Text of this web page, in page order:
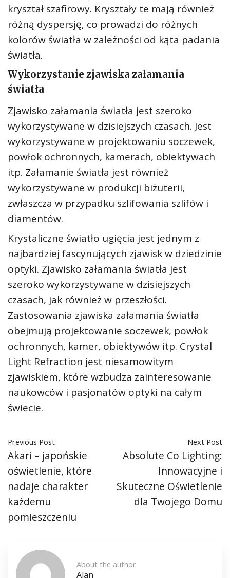
kryształ szafirowy. Kryształy te mają również
różną dyspersję, co prowadzi do różnych
kolorów światła w zależności od kąta padania
światła.
Wykorzystanie zjawiska załamania
światła
Zjawisko załamania światła jest szeroko
wykorzystywane w dzisiejszych czasach. Jest
wykorzystywane w projektowaniu soczewek,
powłok ochronnych, kamerach, obiektywach
itp. Załamanie światła jest również
wykorzystywane w produkcji biżuterii,
zwłaszcza w przypadku szlifowania szlifów i
diamentów.
Krystaliczne światło ugięcia jest jednym z
najbardziej fascynujących zjawisk w dziedzinie
optyki. Zjawisko załamania światła jest
szeroko wykorzystywane w dzisiejszych
czasach, jak również w przeszłości.
Zastosowania zjawiska załamania światła
obejmują projektowanie soczewek, powłok
ochronnych, kamer, obiektywów itp. Crystal
Light Refraction jest niesamowitym
zjawiskiem, które wzbudza zainteresowanie
naukowców i pasjonatów optyki na całym
świecie.
Previous Post
Akari – japońskie
oświetlenie, które
nadaje charakter
każdemu
pomieszczeniu
Next Post
Absolute Co Lighting:
Innowacyjne i
Skuteczne Oświetlenie
dla Twojego Domu
About the author
Alan